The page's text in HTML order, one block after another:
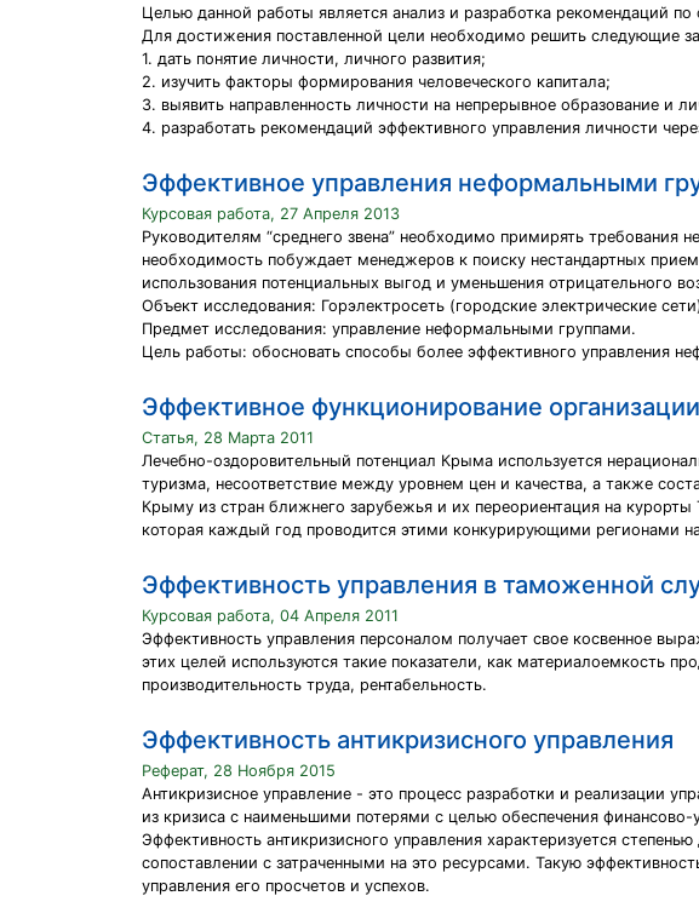
Целью данной работы является анализ и разработка рекомендаций
Для достижения поставленной цели необходимо решить следующие
1. дать понятие личности, личного развития;
2. изучить факторы формирования человеческого капитала;
3. выявить направленность личности на непрерывное образование и
4. разработать рекомендаций эффективного управления личности
Эффективное управления неформальными
Курсовая работа, 27 Апреля 2013
Руководителям “среднего звена” необходимо примирять
необходимость побуждает менеджеров к поиску нестандартных
использования потенциальных выгод и уменьшения отрицательного
Объект исследования: Горэлектросеть (городские электрические
Предмет исследования: управление неформальными группами.
Цель работы: обосновать способы более эффективного управления
Эффективное функционирование
Статья, 28 Марта 2011
Лечебно-оздоровительный потенциал Крыма используется
туризма, несоответствие между уровнем цен и качества, а также
Крыму из стран ближнего зарубежья и их переориентация на
которая каждый год проводится этими конкурирующими регионами
Эффективность управления в таможенной
Курсовая работа, 04 Апреля 2011
Эффективность управления персоналом получает свое косвенное
этих целей используются такие показатели, как материалоемкость
производительность труда, рентабельность.
Эффективность антикризисного управления
Реферат, 28 Ноября 2015
Антикризисное управление - это процесс разработки и реализации
из кризиса с наименьшими потерями с целью обеспечения финансово-
Эффективность антикризисного управления характеризуется
сопоставлении с затраченными на это ресурсами. Такую
управления его просчетов и успехов.